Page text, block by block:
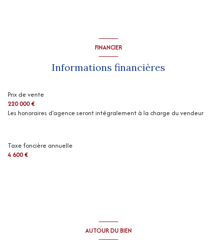
FINANCIER
Informations financières
Prix de vente
220 000 €
Les honoraires d'agence seront intégralement à la charge du vendeur
Taxe foncière annuelle
4 600 €
AUTOUR DU BIEN